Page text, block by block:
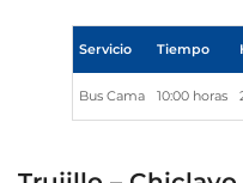
Servicio Tiempo
Bus Cama 10:00 horas